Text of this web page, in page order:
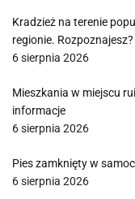
Kradzież na terenie
regionie. Rozpoznajesz?
6 sierpnia 2026
Mieszkania w miejscu
informacje
6 sierpnia 2026
Pies zamknięty w
6 sierpnia 2026